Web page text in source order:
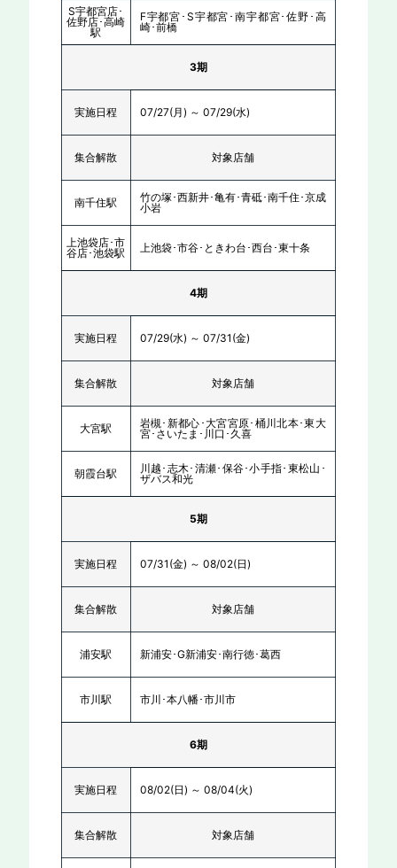
S宇都宮店･
佐野店･高崎
駅
F宇都宮･S宇都宮･南宇都宮･佐野･高
崎･前橋
3期
実施日程 07/27(月) ～ 07/29(水)
集合解散 対象店舗
南千住駅
竹の塚･西新井･亀有･青砥･南千住･京成
小岩
上池袋店･市
谷店･池袋駅
上池袋･市谷･ときわ台･西台･東十条
4期
実施日程 07/29(水) ～ 07/31(金)
集合解散 対象店舗
大宮駅
岩槻･新都心･大宮宮原･桶川北本･東大
宮･さいたま･川口･久喜
朝霞台駅
川越･志木･清瀬･保谷･小手指･東松山･
ザバス和光
5期
実施日程 07/31(金) ～ 08/02(日)
集合解散 対象店舗
浦安駅 新浦安･G新浦安･南行徳･葛西
市川駅 市川･本八幡･市川市
6期
実施日程 08/02(日) ～ 08/04(火)
集合解散 対象店舗